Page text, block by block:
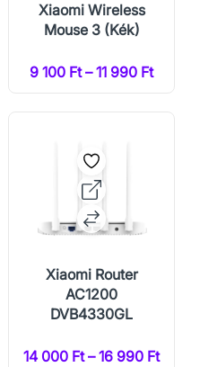
Xiaomi Wireless
Mouse 3 (Kék)
9 100 Ft – 11 990 Ft
Xiaomi Router
AC1200
DVB4330GL
14 000 Ft – 16 990 Ft